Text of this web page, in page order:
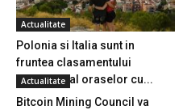
Actualitate
Polonia si Italia sunt in
fruntea clasamentului
european al oraselor cu...
Actualitate
Bitcoin Mining Council va